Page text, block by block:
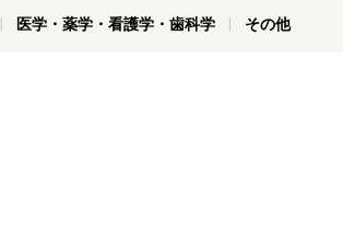
医学・薬学・看護学・歯科学 その他